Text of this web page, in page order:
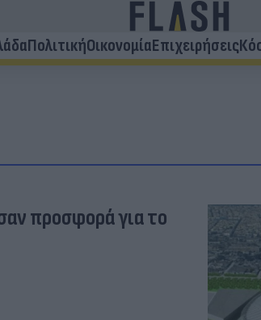
ΠολιτικήΟικονομίαΕπιχειρήσεις
προσφορά για το